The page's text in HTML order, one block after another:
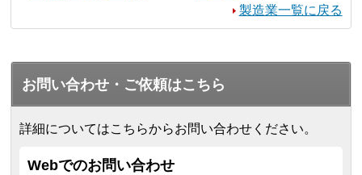
製造業一覧に戻る
お問い合わせ・ご依頼はこちら
詳細についてはこちらからお問い合わせください。
Webでのお問い合わせ